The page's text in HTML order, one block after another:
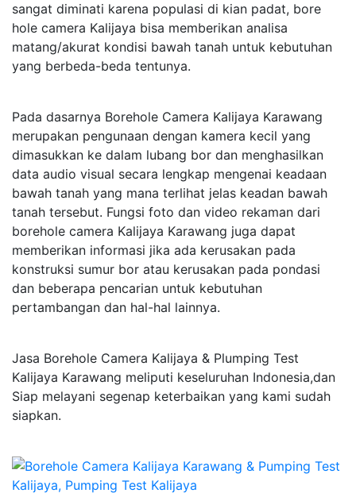
sangat diminati karena populasi di kian padat, bore
hole camera Kalijaya bisa memberikan analisa
matang/akurat kondisi bawah tanah untuk kebutuhan
yang berbeda-beda tentunya.
Pada dasarnya Borehole Camera Kalijaya Karawang
merupakan pengunaan dengan kamera kecil yang
dimasukkan ke dalam lubang bor dan menghasilkan
data audio visual secara lengkap mengenai keadaan
bawah tanah yang mana terlihat jelas keadan bawah
tanah tersebut. Fungsi foto dan video rekaman dari
borehole camera Kalijaya Karawang juga dapat
memberikan informasi jika ada kerusakan pada
konstruksi sumur bor atau kerusakan pada pondasi
dan beberapa pencarian untuk kebutuhan
pertambangan dan hal-hal lainnya.
Jasa Borehole Camera Kalijaya & Plumping Test
Kalijaya Karawang meliputi keseluruhan Indonesia,dan
Siap melayani segenap keterbaikan yang kami sudah
siapkan.